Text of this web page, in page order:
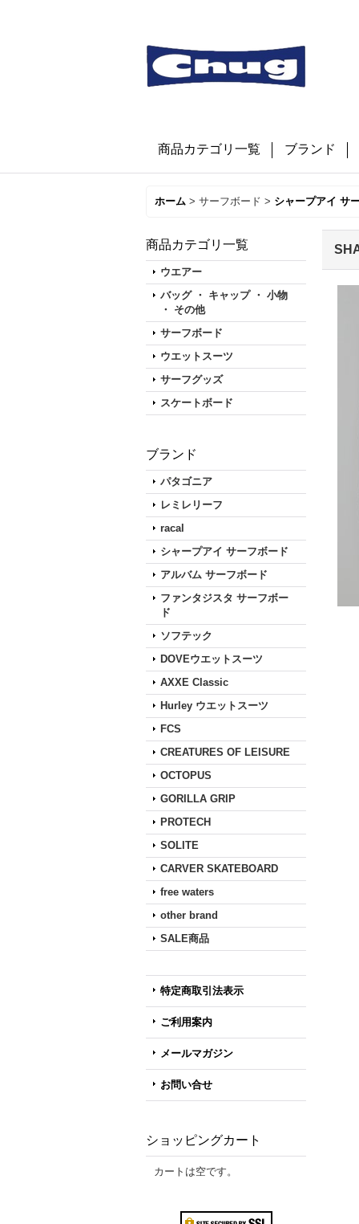
商品カテゴリ一覧 ブランド
ホーム > サーフボード > シャープアイ サ
商品カテゴリ一覧
ウエアー
バッグ ・ キャップ ・ 小物
・ その他
サーフボード
ウエットスーツ
サーフグッズ
スケートボード
ブランド
パタゴニア
レミレリーフ
racal
シャープアイ サーフボード
アルバム サーフボード
ファンタジスタ サーフボー
ド
ソフテック
DOVEウエットスーツ
AXXE Classic
Hurley ウエットスーツ
FCS
CREATURES OF LEISURE
OCTOPUS
GORILLA GRIP
PROTECH
SOLITE
CARVER SKATEBOARD
free waters
other brand
SALE商品
特定商取引法表示
ご利用案内
メールマガジン
お問い合せ
ショッピングカート
カートは空です。